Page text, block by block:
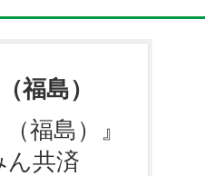
福島）
福島）』
ん共済